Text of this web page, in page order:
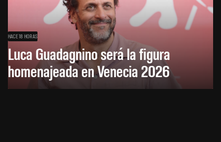
HACE 18 HORAS
Luca Guadagnino será la figura
homenajeada en Venecia 2026